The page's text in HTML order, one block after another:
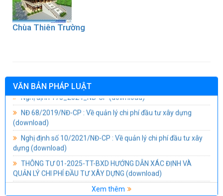
VĂN BẢN PHÁP LUẬT
Nghị định 175_2024_NĐ-CP
NĐ 68/2019/NĐ-CP : Về quản lý chi phí đầu tư xây dựng
(download)
Nghị định số 10/2021/NĐ-CP : Về quản lý chi phí đầu tư xây
dựng (download)
THÔNG TƯ 01-2025-TT-BXD HƯỚNG DẪN XÁC ĐỊNH VÀ
QUẢN LÝ CHI PHÍ ĐẦU TƯ XÂY DỰNG(download)
Nghị định số 06/2021/NĐ-CP của Chính phủ: Quy định chi tiết
một số nội dung về quản lý chất lượng, thi công xây dựng và
Xem thêm
Chùa Thiên Trường